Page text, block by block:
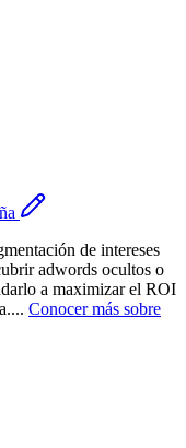
de intereses
adwords ocultos o
a maximizar el ROI
... Conocer más sobre